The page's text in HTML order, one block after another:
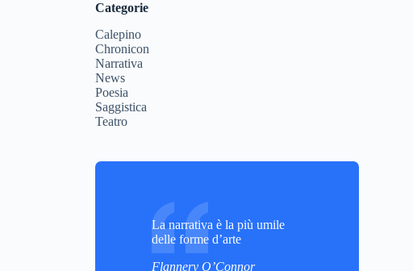
Categorie
Calepino
Chronicon
Narrativa
News
Poesia
Saggistica
Teatro
La narrativa è la più umile
delle forme d’arte
Flannery O’Connor